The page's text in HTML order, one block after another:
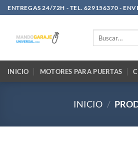
Saltar
al
ENTREGAS 24/72H - TEL. 629156370 -
INICIO MOTORES PARA PUERTAS
INICIO /